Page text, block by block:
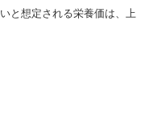
と想定される栄養価は、上